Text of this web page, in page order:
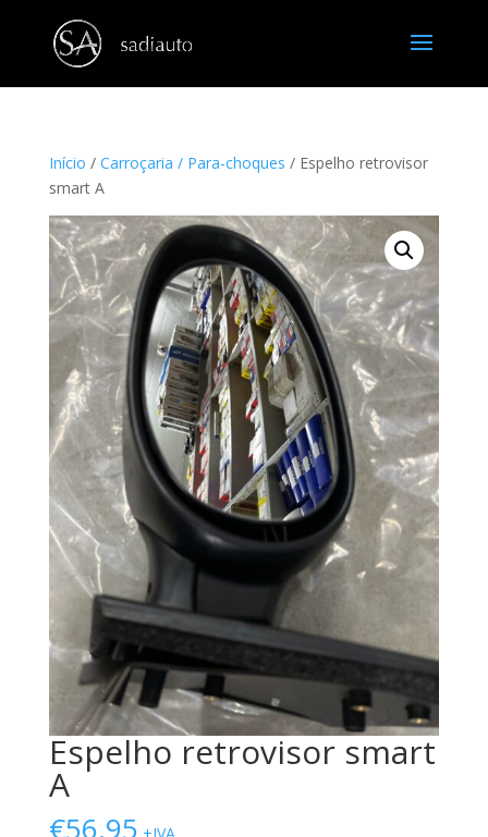
Início / Carroçaria / Para-choques / Espelho retrovisor
smart A
Espelho retrovisor smart
A
€56.95